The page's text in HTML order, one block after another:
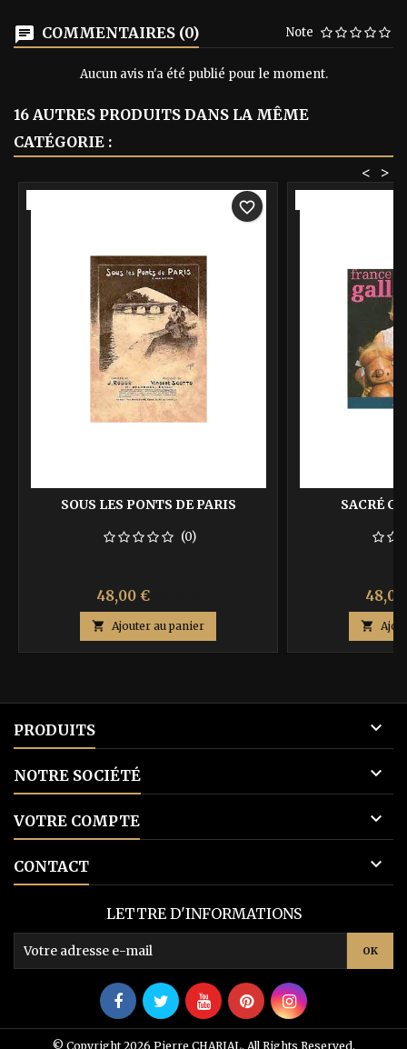
COMMENTAIRES (0) Note
Aucun avis n'a été publié pour le moment.
16 AUTRES PRODUITS DANS LA MÊME
CATÉGORIE :
>
<
SOUS LES PONTS DE PARIS
(0)
Prix
48,00 €
base
 Ajouter au panier
favorite_border
SACRÉ
Prix

PRODUITS 
NOTRE SOCIÉTÉ 
VOTRE COMPTE 
CONTACT 
LETTRE D'INFORMATIONS
© Copyright 2026 Pierre CHARIAL. All Rights Reserved.